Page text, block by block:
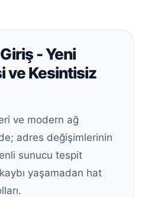
- Yeni
ve Kesintisiz
ve modern ağ
adres değişimlerinin
sunucu tespit
yaşamadan hat